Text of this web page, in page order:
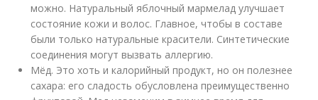
можно. Натуральный яблочный мармелад улучшает
состояние кожи и волос. Главное, чтобы в составе
были только натуральные красители. Синтетические
соединения могут вызвать аллергию.
Мёд. Это хоть и калорийный продукт, но он полезнее
сахара: его сладость обусловлена преимущественно